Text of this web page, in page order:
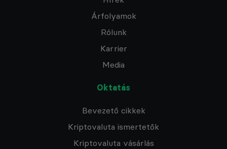
Árfolyamok
Rólunk
Karrier
Media
Oktatás
Bevezető cikkek
Kriptovaluta ismertetők
Kriptovaluta vásárlás